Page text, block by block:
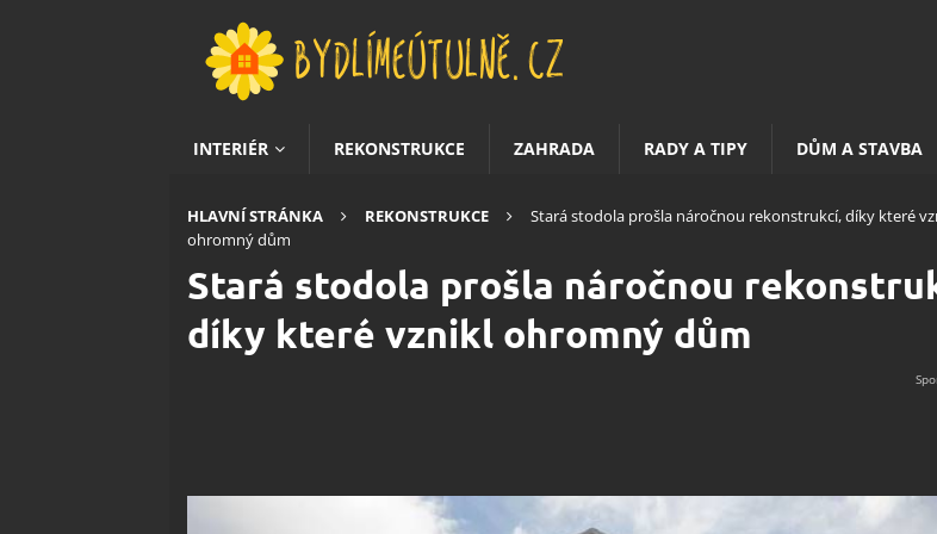
INTERIÉR REKONSTRUKCE ZAHRADA RADY A TIPY DŮM A STAVBA
HLAVNÍ STRÁNKA REKONSTRUKCE
Stará stodola prošla náročnou rekonstrukcí, díky které
ohromný dům
Stará stodola prošla náročnou
díky které vznikl ohromný dům